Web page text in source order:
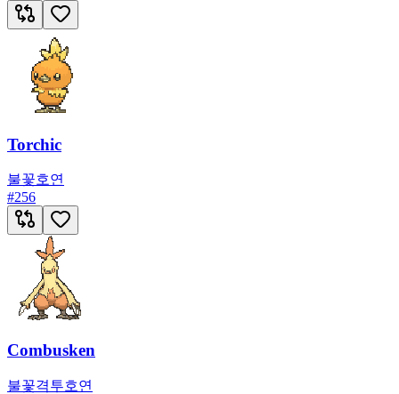
Torchic
불꽃호연
#256
Combusken
불꽃격투호연